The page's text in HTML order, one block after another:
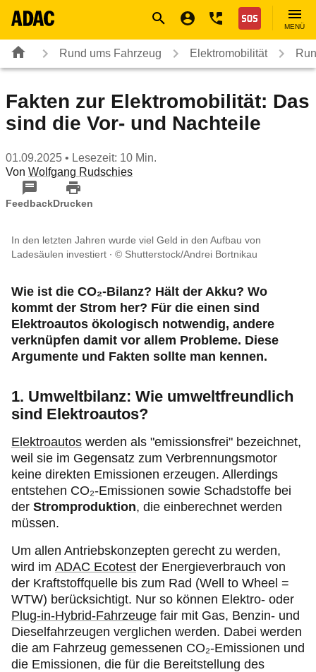
Nothilfe
MENÜ
Rund ums Fahrzeug Elektromobilität
Fakten zur Elektromobilität: Das
sind die Vor- und Nachteile
01.09.2025 • Lesezeit: 10 Min.
Von Wolfgang Rudschies
FeedbackDrucken
In den letzten Jahren wurde viel Geld in den Aufbau von
Ladesäulen investiert
© Shutterstock/Andrei Bortnikau
Wie ist die CO₂-Bilanz? Hält der Akku? Wo
kommt der Strom her? Für die einen sind
Elektroautos ökologisch notwendig, andere
verknüpfen damit vor allem Probleme. Diese
Argumente und Fakten sollte man kennen.
1. Umweltbilanz: Wie umweltfreundlich
sind Elektroautos?
Elektroautos werden als "emissionsfrei" bezeichnet,
weil sie im Gegensatz zum Verbrennungsmotor
keine direkten Emissionen erzeugen. Allerdings
entstehen CO₂-Emissionen sowie Schadstoffe bei
der Stromproduktion, die einberechnet werden
müssen.
Um allen Antriebskonzepten gerecht zu werden,
wird im ADAC Ecotest der Energieverbrauch von
der Kraftstoffquelle bis zum Rad (Well to Wheel =
WTW) berücksichtigt. Nur so können Elektro- oder
Plug‑in-Hybrid-Fahrzeuge fair mit Gas, Benzin- und
Dieselfahrzeugen verglichen werden. Dabei werden
die am Fahrzeug gemessenen CO₂-Emissionen und
die Emissionen, die für die Bereitstellung des